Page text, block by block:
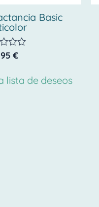
Basic
€
lista de deseos